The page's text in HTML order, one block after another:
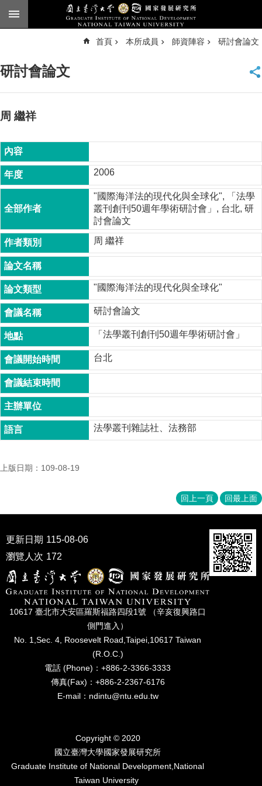
跳到主要內容區塊
臺
頁
公
告
本
簡
本
所
成
員
博
士
班
碩
士
班
在
職
專
班
術
國
發
展
究
期
試
首頁 本所成員 師資陣容 研討會論文
研討會論文
周 繼祥
2006
"國際海洋法的現代化與全球化", 「法學
叢刊創刊50週年學術研討會」, 台北, 研
討會論文
周 繼祥
"國際海洋法的現代化與全球化"
研討會論文
「法學叢刊創刊50週年學術研討會」
台北
法學叢刊雜誌社、法務部
上版日期：109-08-19
回上一頁 回最上面
更新日期 115-08-06
瀏覽人次 172
10617 臺北市⼤安區羅斯福路四段1號 （辛亥復興路⼝
側⾨進入）
No. 1,Sec. 4, Roosevelt Road,Taipei,10617 Taiwan
(R.O.C.)
電話 (Phone)：+886-2-3366-3333
傳真(Fax)：+886-2-2367-6176
E-mail：ndintu@ntu.edu.tw
Copyright © 2020
國立臺灣⼤學國家發展研究所
Graduate Institute of National Development,National
Taiwan University